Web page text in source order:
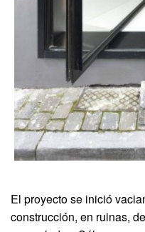
El proyecto se inició
construcción, en ruinas,